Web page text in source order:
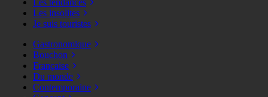
Les tendances
Les insolites
Je suis touristes
Gastronomique
Bouchon
Française
Du monde
Contemporaine